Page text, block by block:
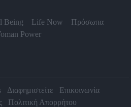
Being Life Now
Πρόσωπα
Power
Διαφημιστείτε
Επικοινωνία
Πολιτική Απορρήτου